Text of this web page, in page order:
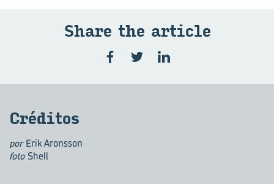
Share the ar­ti­cle
Cré­di­tos
porErik Aronsson
fotoShell